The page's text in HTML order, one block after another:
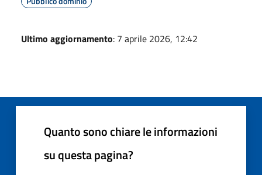
Ultimo aggiornamento: 7 aprile 2026, 12:42
Quanto sono chiare le informazioni
su questa pagina?